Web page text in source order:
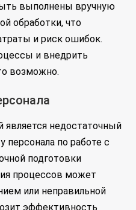
выполнены вручную
обработки, что
и риск ошибок.
и внедрить
возможно.
недостаточный
персонала по работе с
подготовки
процессов может
или неправильной
эффективность